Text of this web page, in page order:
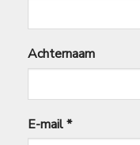
Achternaam
E-mail*